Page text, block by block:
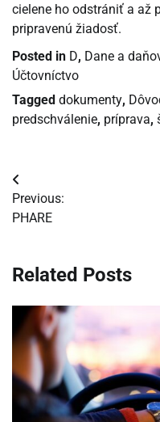
cielene ho odstrániť a až
pripravenú žiadosť.
Posted in D, Dane a
Účtovníctvo
Tagged dokumenty,
predschválenie, príprava,
Navigácia
v
Previous:
PHARE
Related Posts